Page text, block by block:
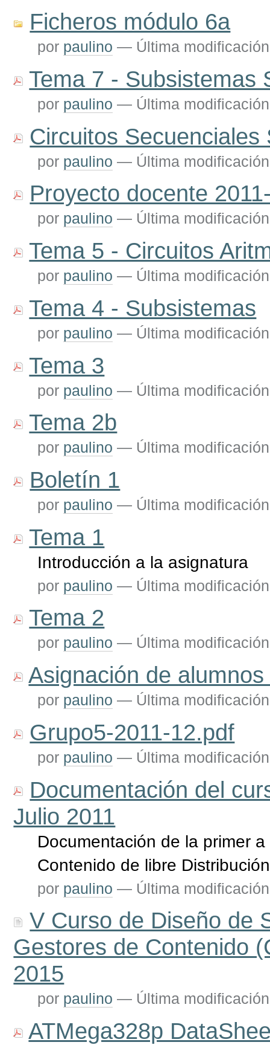
Ficheros módulo 6a
por paulino — Última modificación
Tema 7 - Subsistemas
por paulino — Última modificación
Circuitos Secuenciales
por paulino — Última modificación
Proyecto docente
por paulino — Última modificación
Tema 5 - Circuitos
por paulino — Última modificación
Tema 4 - Subsistemas
por paulino — Última modificación
Tema 3
por paulino — Última modificación
Tema 2b
por paulino — Última modificación
Boletín 1
por paulino — Última modificación
Tema 1
Introducción a la asignatura
por paulino — Última modificación
Tema 2
por paulino — Última modificación
Asignación de
por paulino — Última modificación
Grupo5-2011-12.pdf
por paulino — Última modificación
Documentación del
Julio 2011
Documentación de la primer
Contenido de libre
por paulino — Última modificación
V Curso de Diseño de
Gestores de Contenido
2015
por paulino — Última modificación
ATMega328p